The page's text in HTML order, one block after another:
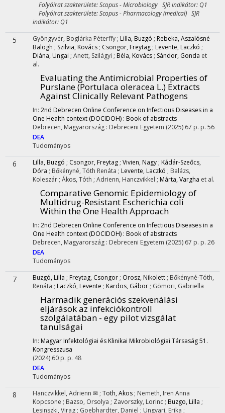
Folyóirat szakterülete: Scopus - Microbiology SJR indikátor: Q1
Folyóirat szakterülete: Scopus - Pharmacology (medical) SJR
indikátor: Q1
5 Gyöngyvér, Boglárka Péterffy ; Lilla, Buzgó ; Rebeka, Aszalósné
Balogh ; Szilvia, Kovács ; Csongor, Freytag ; Levente, Laczkó ;
Diána, Ungai ; Anett, Szilágyi ; Béla, Kovács ; Sándor, Gonda et
al.
Evaluating the Antimicrobial Properties of
Purslane (Portulaca oleracea L.) Extracts
Against Clinically Relevant Pathogens
In: 2nd Debrecen Online Conference on Infectious Diseases in a
One Health context (DOCIDOH) : Book of abstracts
Debrecen, Magyarország : Debreceni Egyetem (2025) 67 p. p. 56
DEA
Tudományos
6 Lilla, Buzgó ; Csongor, Freytag ; Vivien, Nagy ; Kádár-Szeőcs,
Dóra ; Bőkényné, Tóth Renáta ; Levente, Laczkó ; Balázs,
Koleszár ; Ákos, Tóth ; Adrienn, Hanczvikkel ; Márta, Vargha et al.
Comparative Genomic Epidemiology of
Multidrug-Resistant Escherichia coli
Within the One Health Approach
In: 2nd Debrecen Online Conference on Infectious Diseases in a
One Health context (DOCIDOH) : Book of abstracts
Debrecen, Magyarország : Debreceni Egyetem (2025) 67 p. p. 26
DEA
Tudományos
7 Buzgó, Lilla ; Freytag, Csongor ; Orosz, Nikolett ; Bőkényné-Tóth,
Renáta ; Laczkó, Levente ; Kardos, Gábor ; Gömöri, Gabriella
Harmadik generációs szekvenálási
eljárások az infekciókontroll
szolgálatában - egy pilot vizsgálat
tanulságai
In: Magyar Infektológiai és Klinikai Mikrobiológiai Társaság 51.
Kongresszusa
(2024) 60 p. p. 48
DEA
Tudományos
8 Hanczvikkel, Adrienn ✉ ; Toth, Akos ; Nemeth, Iren Anna
Kopcsone ; Bazso, Orsolya ; Zavorszky, Lorinc ; Buzgo, Lilla ;
Lesinszki, Virag ; Goebhardter, Daniel ; Ungvari, Erika ;